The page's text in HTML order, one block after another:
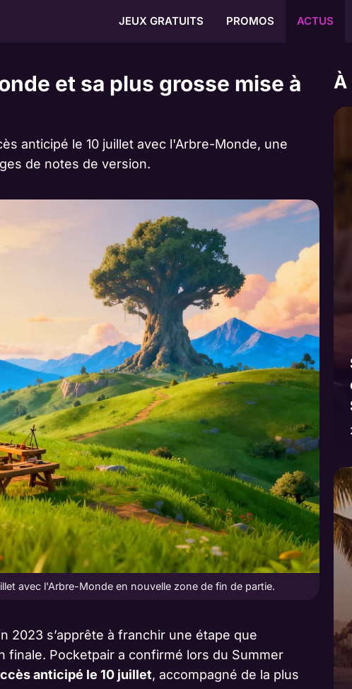
JEUX GRATUITS PROMOS ACTUS
et sa plus grosse mise à
anticipé le 10 juillet avec l'Arbre-Monde, une
de notes de version.
avec l'Arbre-Monde en nouvelle zone de fin de partie.
2023 s’apprête à franchir une étape que
finale. Pocketpair a confirmé lors du Summer
anticipé le 10 juillet, accompagné de la plus
À